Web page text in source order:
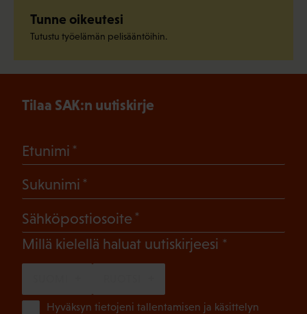
Tunne oikeutesi
Tutustu työelämän pelisääntöihin.
Tilaa SAK:n uutiskirje
Etunimi
Sukunimi
Sähköpostiosoite
Millä kielellä haluat uutiskirjeesi (Pakollinen)
Hyväksyn tietojeni tallentamisen ja käsittelyn